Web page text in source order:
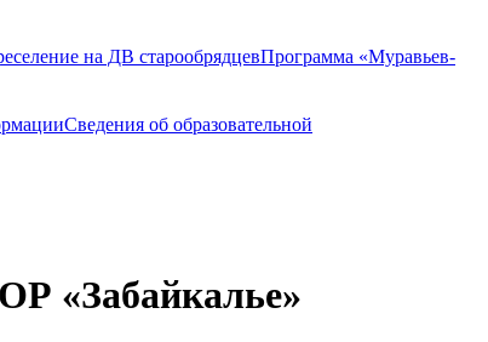
на ДВ старообрядцевПрограмма «Муравьев-
Сведения об образовательной
«Забайкалье»